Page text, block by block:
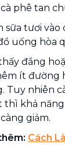
phê tan
sữa tươi
uống hòa
đắng
ít đường
Tuy nhiên
thì khả
giảm.
Cách